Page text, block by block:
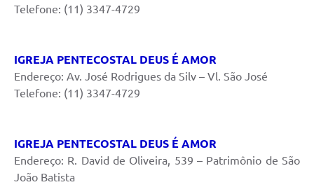
Telefone: (11) 3347-4729
IGREJA PENTECOSTAL DEUS É AMOR
Endereço: Av. José Rodrigues da Silv – Vl. São José
Telefone: (11) 3347-4729
IGREJA PENTECOSTAL DEUS É AMOR
Endereço: R. David de Oliveira, 539 – Patrimônio de São
João Batista